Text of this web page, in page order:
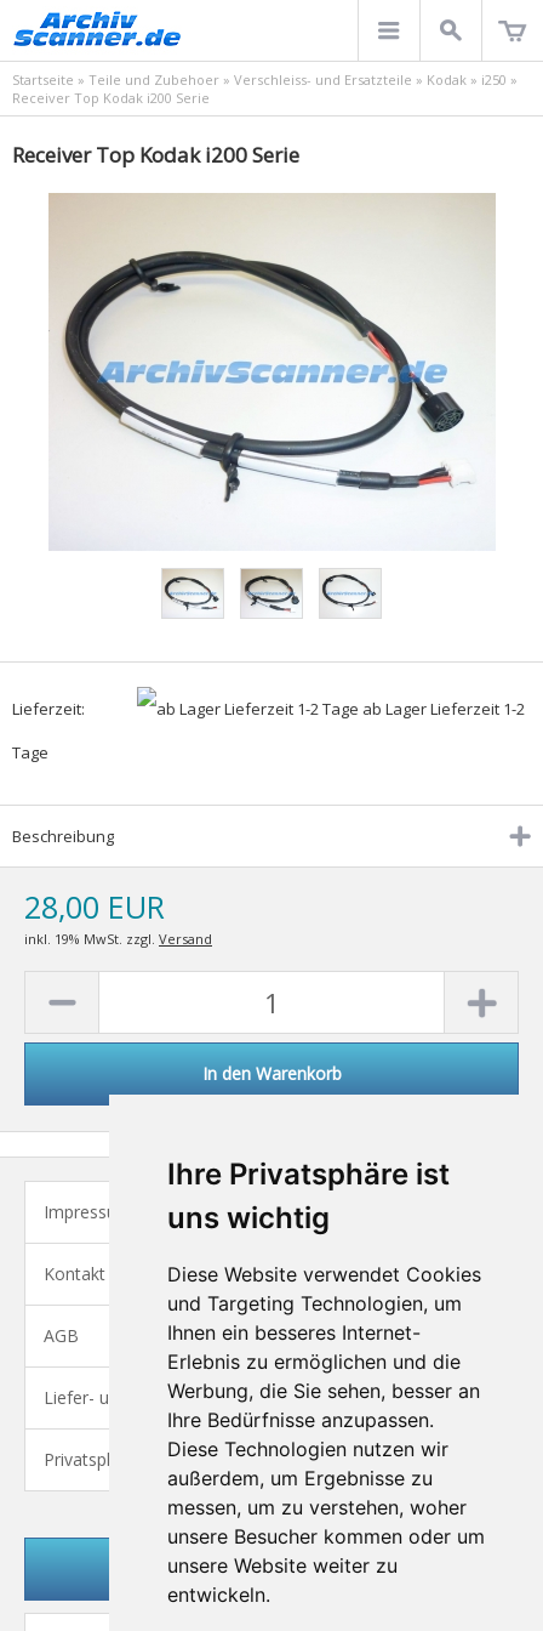
Ihre Privatsphäre ist
uns wichtig
Diese Website verwendet Cookies
und Targeting Technologien, um
Ihnen ein besseres Internet-
Erlebnis zu ermöglichen und die
Werbung, die Sie sehen, besser an
Ihre Bedürfnisse anzupassen.
Diese Technologien nutzen wir
außerdem, um Ergebnisse zu
messen, um zu verstehen, woher
unsere Besucher kommen oder um
unsere Website weiter zu
entwickeln.
Startseite » Teile und Zubehoer » Verschleiss- und Ersatzteile » Kodak » i250 »
Receiver Top Kodak i200 Serie
Receiver Top Kodak i200 Serie
Lieferzeit:
ab Lager Lieferzeit 1-2
Tage
Beschreibung
28,00 EUR
inkl. 19% MwSt. zzgl. Versand
In den Warenkorb
Impressum
Kontakt
AGB
Liefer- und Versandkosten
Privatsphäre und Datenschutz
Kundenlogin